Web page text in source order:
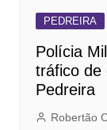
PEDREIRA
Polícia
tráfico de
Pedreira
Robertão